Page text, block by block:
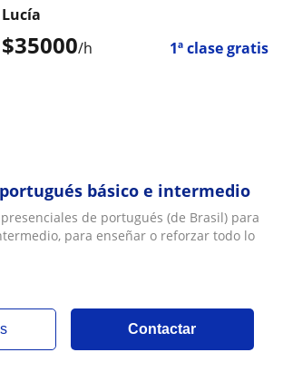
$35000/h 1ª clase gratis
Lucía
básico e intermedio
de portugués (de Brasil) para
para enseñar o reforzar todo lo
Contactar